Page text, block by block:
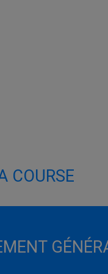
COURSE